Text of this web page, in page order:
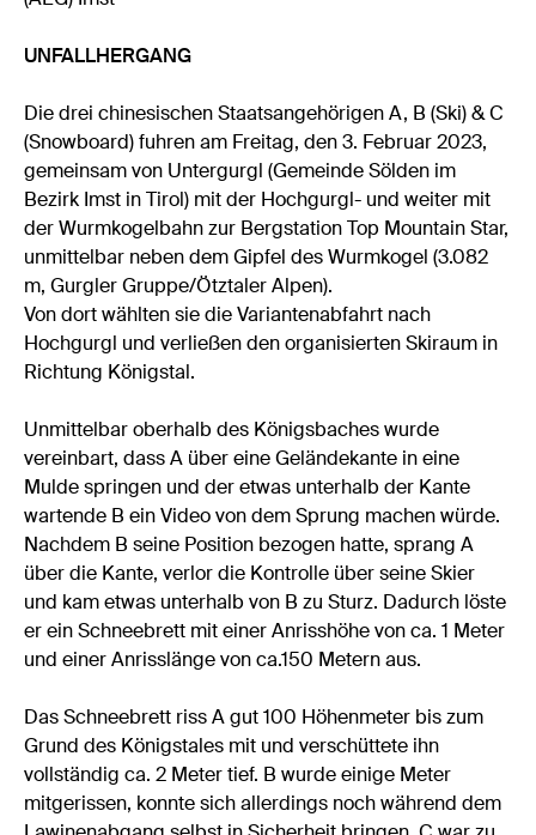
UNFALLHERGANG
Die drei chinesischen Staatsangehörigen A, B (Ski) & C
(Snowboard) fuhren am Freitag, den 3. Februar 2023,
gemeinsam von Untergurgl (Gemeinde Sölden im
Bezirk Imst in Tirol) mit der Hochgurgl- und weiter mit
der Wurmkogelbahn zur Bergstation Top Mountain Star,
unmittelbar neben dem Gipfel des Wurmkogel (3.082
m, Gurgler Gruppe/Ötztaler Alpen).
Von dort wählten sie die Variantenabfahrt nach
Hochgurgl und verließen den organisierten Skiraum in
Richtung Königstal.
Unmittelbar oberhalb des Königsbaches wurde
vereinbart, dass A über eine Geländekante in eine
Mulde springen und der etwas unterhalb der Kante
wartende B ein Video von dem Sprung machen würde.
Nachdem B seine Position bezogen hatte, sprang A
über die Kante, verlor die Kontrolle über seine Skier
und kam etwas unterhalb von B zu Sturz. Dadurch löste
er ein Schneebrett mit einer Anrisshöhe von ca. 1 Meter
und einer Anrisslänge von ca.150 Metern aus.
Das Schneebrett riss A gut 100 Höhenmeter bis zum
Grund des Königstales mit und verschüttete ihn
vollständig ca. 2 Meter tief. B wurde einige Meter
mitgerissen, konnte sich allerdings noch während dem